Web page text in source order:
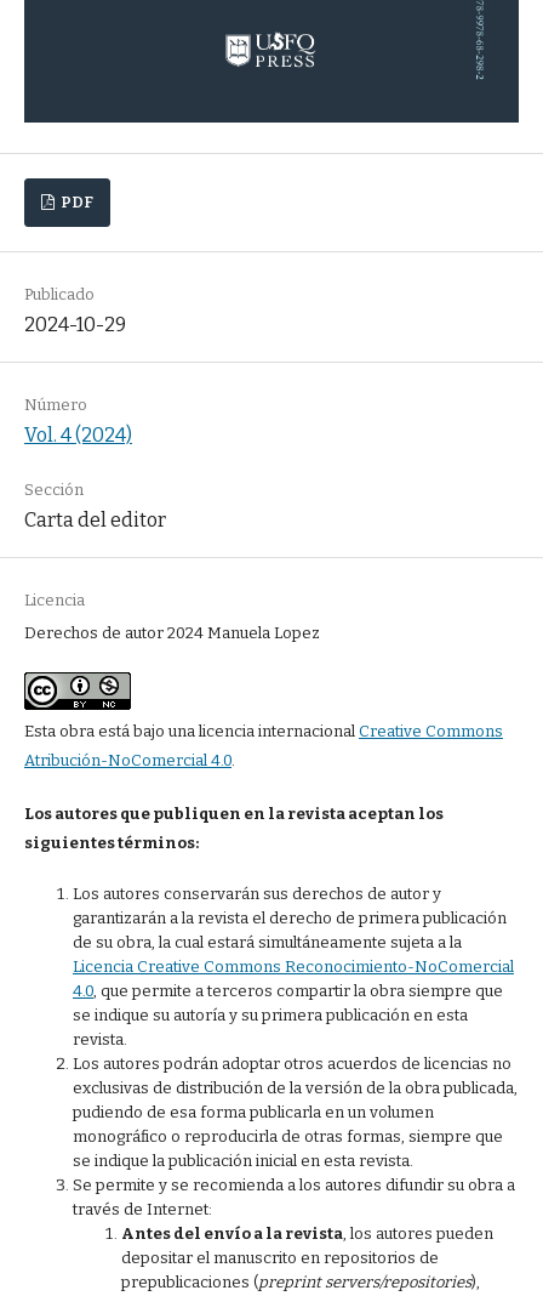
PDF
Publicado
2024-10-29
Número
Vol. 4 (2024)
Sección
Carta del editor
Licencia
Derechos de autor 2024 Manuela Lopez
Esta obra está bajo una licencia internacional Creative Commons
Atribución-NoComercial 4.0.
Los autores que publiquen en la revista aceptan los
siguientes términos:
Los autores conservarán sus derechos de autor y
garantizarán a la revista el derecho de primera publicación
de su obra, la cual estará simultáneamente sujeta a la
Licencia Creative Commons Reconocimiento-NoComercial
4.0, que permite a terceros compartir la obra siempre que
se indique su autoría y su primera publicación en esta
revista.
Los autores podrán adoptar otros acuerdos de licencias no
exclusivas de distribución de la versión de la obra publicada,
pudiendo de esa forma publicarla en un volumen
monográfico o reproducirla de otras formas, siempre que
se indique la publicación inicial en esta revista.
Se permite y se recomienda a los autores difundir su obra a
través de Internet:
Antes del envío a la revista, los autores pueden
depositar el manuscrito en repositorios de
prepublicaciones (preprint servers/repositories),